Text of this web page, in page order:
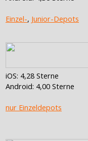
Einzel-, Junior-Depots
iOS: 4,28 Sterne
Android: 4,00 Sterne
nur Einzeldepots